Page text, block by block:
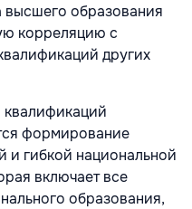
высшего образования
корреляцию с
других
формирование
и гибкой национальной
включает все
образования,